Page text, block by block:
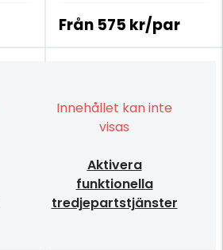
Från 575 kr/par
Innehållet kan inte
visas
Aktivera
funktionella
tredjepartstjänster